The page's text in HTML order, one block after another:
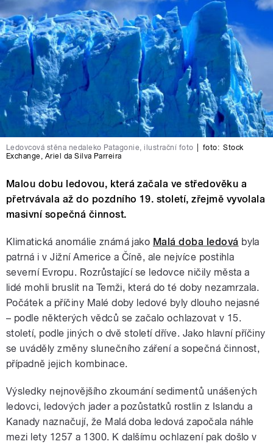
Ledovcová stěna nedaleko Patagonie, ilustrační foto foto: Stock
Exchange, Ariel da Silva Parreira
Malou dobu ledovou, která začala ve středověku a
přetrvávala až do pozdního 19. století, zřejmě vyvolala
masivní sopečná činnost.
Klimatická anomálie známá jako Malá doba ledová byla
patrná i v Jižní Americe a Číně, ale nejvíce postihla
severní Evropu. Rozrůstající se ledovce ničily města a
lidé mohli bruslit na Temži, která do té doby nezamrzala.
Počátek a příčiny Malé doby ledové byly dlouho nejasné
– podle některých vědců se začalo ochlazovat v 15.
století, podle jiných o dvě století dříve. Jako hlavní příčiny
se uváděly změny slunečního záření a sopečná činnost,
případně jejich kombinace.
Výsledky nejnovějšího zkoumání sedimentů unášených
ledovci, ledových jader a pozůstatků rostlin z Islandu a
Kanady naznačují, že Malá doba ledová započala náhle
mezi lety 1257 a 1300. K dalšímu ochlazení pak došlo v